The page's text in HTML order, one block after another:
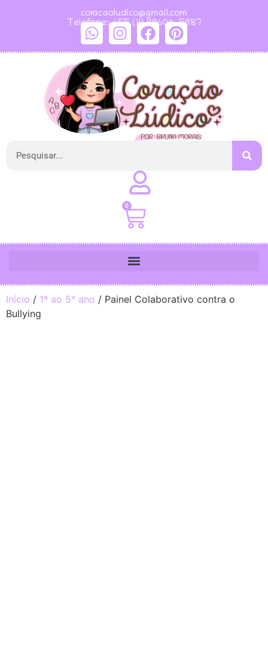
coracaoludico@gmail.com
Telefone: +55 (11) 99604-5987
0
Início / 1º ao 5° ano / Painel Colaborativo contra o
Bullying